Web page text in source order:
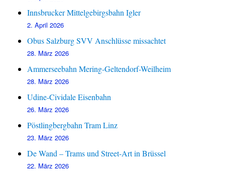
Innsbrucker Mittelgebirgsbahn Igler
2. April 2026
Obus Salzburg SVV Anschlüsse missachtet
28. März 2026
Ammerseebahn Mering-Geltendorf-Weilheim
28. März 2026
Udine-Cividale Eisenbahn
26. März 2026
Pöstlingbergbahn Tram Linz
23. März 2026
De Wand – Trams und Street-Art in Brüssel
22. März 2026